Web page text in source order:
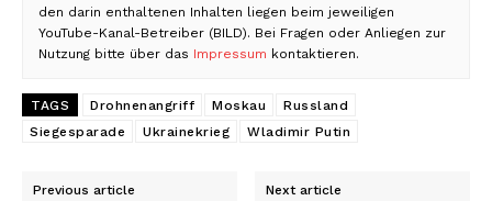
den darin enthaltenen Inhalten liegen beim jeweiligen
YouTube-Kanal-Betreiber (BILD). Bei Fragen oder Anliegen zur
Nutzung bitte über das Impressum kontaktieren.
TAGS Drohnenangriff Moskau
Russland
Siegesparade
Ukrainekrieg Wladimir Putin
Previous article Next article